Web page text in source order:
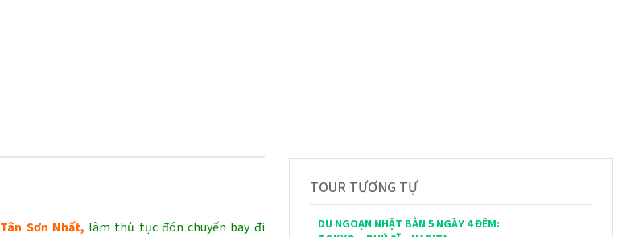
Tân Sơn Nhất, làm thủ tục đón chuyến bay đi
TOUR TƯƠNG TỰ
DU NGOẠN NHẬT BẢN 5 NGÀY 4 ĐÊM: